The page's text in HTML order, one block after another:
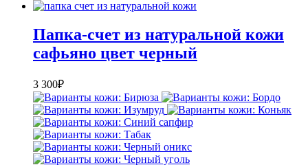
Папка-счет из натуральной кожи
сафьяно цвет черный
3 300₽